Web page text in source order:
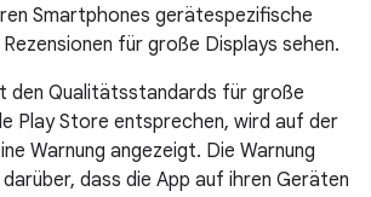
Smartphones gerätespezifische
für große Displays sehen.
den Qualitätsstandards für große
Play Store entsprechen, wird auf der
Warnung angezeigt. Die Warnung
dass die App auf ihren Geräten